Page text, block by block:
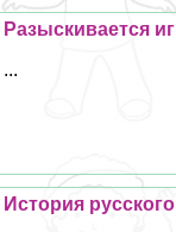
Разыскивается
...
История